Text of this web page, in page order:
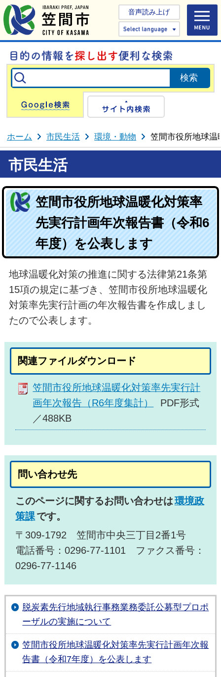
音声読み上げ
Select
Google検索
ホーム 市民生活 環境・動物 笠間市役所地球温
市民生活
笠間市役所地球温暖化対策率
先実行計画年次報告書（令和6
年度）を公表します
地球温暖化対策の推進に関する法律第21条第
15項の規定に基づき、笠間市役所地球温暖化
対策率先実行計画の年次報告書を作成しまし
たので公表します。
関連ファイルダウンロード
笠間市役所地球温暖化対策率先実行計
画年次報告（R6年度集計）
PDF形式
／488KB
問い合わせ先
このページに関するお問い合わせは環境政
策課です。
〒309-1792 笠間市中央三丁目2番1号
電話番号：0296-77-1101 ファクス番号：
0296-77-1146
脱炭素先行地域執行事務業務委託公募型プロポ
ーザルの実施について
笠間市役所地球温暖化対策率先実行計画年次報
告書（令和7年度）を公表します